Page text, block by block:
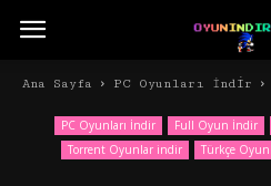
Ana Sayfa PC Oyunları İndir
PC Oyunları İndir Full Oyun İndir
Torrent Oyunlar indir
Türkçe